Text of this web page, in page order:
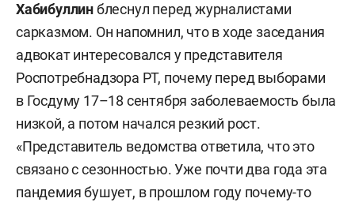
Хабибуллинблеснул перед журналистами
сарказмом. Он напомнил, что в ходе заседания
адвокат интересовался у представителя
Роспотребнадзора РТ, почему перед выборами
в Госдуму 17–18 сентября заболеваемость была
низкой, а потом начался резкий рост.
«Представитель ведомства ответила, что это
связано с сезонностью. Уже почти два года эта
пандемия бушует, в прошлом году почему-то